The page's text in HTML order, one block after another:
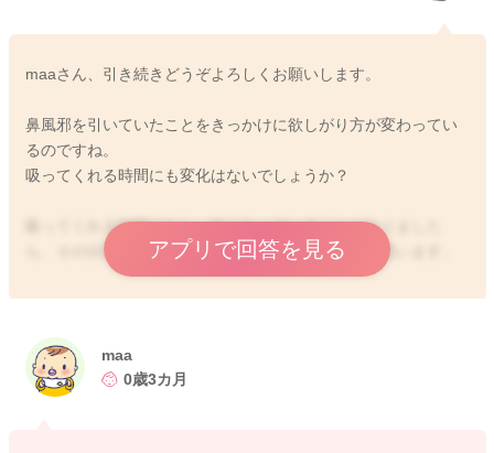
maaさん、引き続きどうぞよろしくお願いします。
鼻風邪を引いていたことをきっかけに欲しがり方が変わってい
るのですね。
吸ってくれる時間にも変化はないでしょうか？
吸ってくれる時間がもし、短くなっていることがありました
ら、その分回数を増やしていることもあるのではと思います。
月齢的にも飲み方のパターンが変化をしてくるようになること
その影響もないかなとも思いました。
アプリで回答を見る
maa
0歳3カ月